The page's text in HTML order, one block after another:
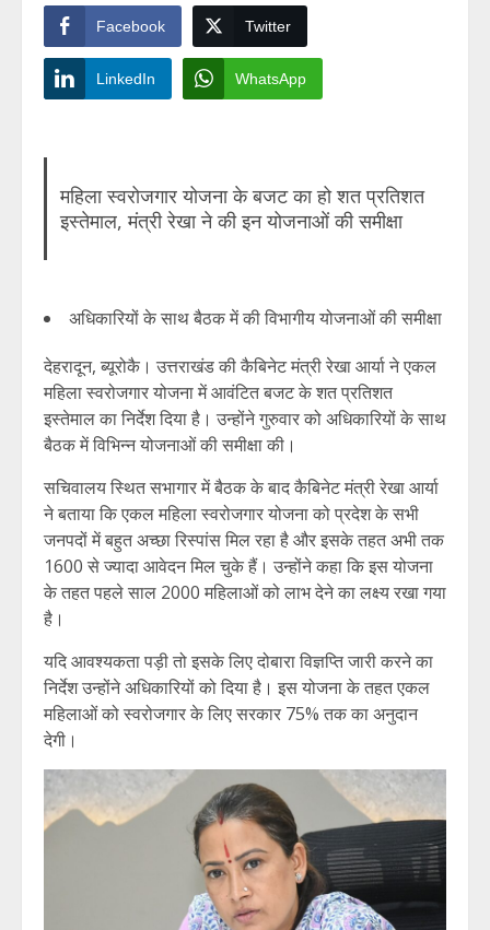
Facebook Twitter
LinkedIn WhatsApp
महिला स्वरोजगार योजना के बजट का हो शत प्रतिशत
इस्तेमाल, मंत्री रेखा ने की इन योजनाओं की समीक्षा
अधिकारियों के साथ बैठक में की विभागीय योजनाओं की समीक्षा
देहरादून, ब्यूरोकै। उत्तराखंड की कैबिनेट मंत्री रेखा आर्या ने एकल
महिला स्वरोजगार योजना में आवंटित बजट के शत प्रतिशत
इस्तेमाल का निर्देश दिया है। उन्होंने गुरुवार को अधिकारियों के साथ
बैठक में विभिन्न योजनाओं की समीक्षा की।
सचिवालय स्थित सभागार में बैठक के बाद कैबिनेट मंत्री रेखा आर्या
ने बताया कि एकल महिला स्वरोजगार योजना को प्रदेश के सभी
जनपदों में बहुत अच्छा रिस्पांस मिल रहा है और इसके तहत अभी तक
1600 से ज्यादा आवेदन मिल चुके हैं। उन्होंने कहा कि इस योजना
के तहत पहले साल 2000 महिलाओं को लाभ देने का लक्ष्य रखा गया
है।
यदि आवश्यकता पड़ी तो इसके लिए दोबारा विज्ञप्ति जारी करने का
निर्देश उन्होंने अधिकारियों को दिया है। इस योजना के तहत एकल
महिलाओं को स्वरोजगार के लिए सरकार 75% तक का अनुदान
देगी।